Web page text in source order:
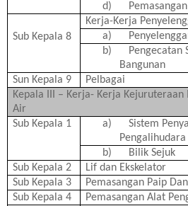
d)
Sub Kepala 8
Kerja-Kerja
a)
b)
Pengecatan
Bangunan
Sun Kepala 9
Pelbagai
Kepala III – Kerja- Kerja
Air
Sub Kepala 1
a)
Sistem
Pengalihudara
b)
Bilik Sejuk
Sub Kepala 2
Lif dan Ekskelator
Sub Kepala 3
Pemasangan Paip
Sub Kepala 4
Pemasangan Alat